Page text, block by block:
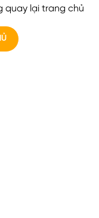
quay lại trang chủ